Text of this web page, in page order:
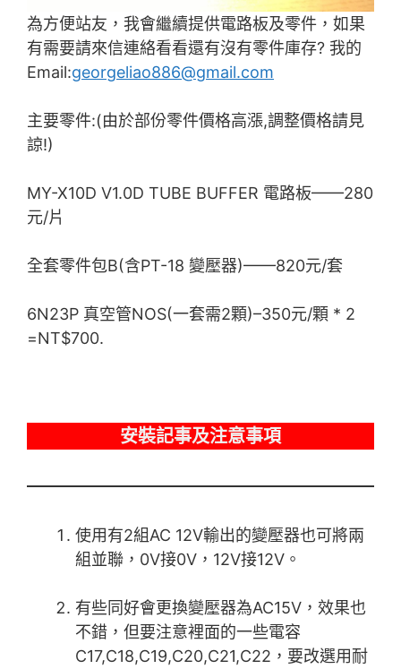
為方便站友，我會繼續提供電路板及零件，如果
有需要請來信連絡看看還有沒有零件庫存? 我的
Email:georgeliao886@gmail.com
主要零件:(由於部份零件價格高漲,調整價格請見
諒!)
MY-X10D V1.0D TUBE BUFFER 電路板——280
元/片
全套零件包B(含PT-18 變壓器)——820元/套
6N23P 真空管NOS(一套需2顆)–350元/顆 * 2
=NT$700.
安裝記事及注意事項
使用有2組AC 12V輸出的變壓器也可將兩
組並聯，0V接0V，12V接12V。
有些同好會更換變壓器為AC15V，效果也
不錯，但要注意裡面的一些電容
C17,C18,C19,C20,C21,C22，要改選用耐